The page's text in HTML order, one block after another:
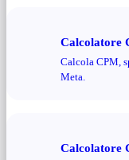
Calcolatore
Calcola CPM,
Meta.
Calcolatore